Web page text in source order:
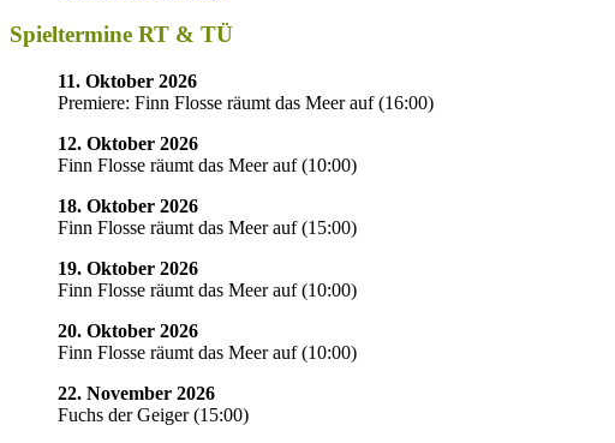
Spieltermine RT & TÜ
11. Oktober 2026
Premiere: Finn Flosse räumt das Meer auf(16:00)
12. Oktober 2026
Finn Flosse räumt das Meer auf(10:00)
18. Oktober 2026
Finn Flosse räumt das Meer auf(15:00)
19. Oktober 2026
Finn Flosse räumt das Meer auf(10:00)
20. Oktober 2026
Finn Flosse räumt das Meer auf(10:00)
22. November 2026
Fuchs der Geiger(15:00)